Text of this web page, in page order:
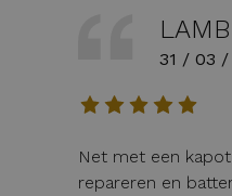
31 / 03 /
Net met een
repareren en